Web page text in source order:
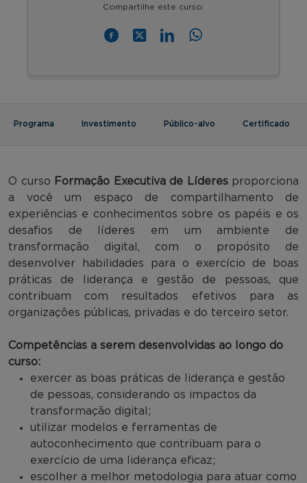
Compartilhe este curso:
Programa Investimento Público-alvo Certificado
O curso Formação Executiva de Líderesproporciona
a você um espaço de compartilhamento de
experiências e conhecimentos sobre os papéis e os
desafios de líderes em um ambiente de
transformação digital, com o propósito de
desenvolver habilidades para o exercício de boas
práticas de liderança e gestão de pessoas, que
contribuam com resultados efetivos para as
organizações públicas, privadas e do terceiro setor.
Competências a serem desenvolvidas ao longo do
curso:
exercer as boas práticas de liderança e gestão
de pessoas, considerando os impactos da
transformação digital;
utilizar modelos e ferramentas de
autoconhecimento que contribuam para o
exercício de uma liderança eficaz;
escolher a melhor metodologia para atuar como